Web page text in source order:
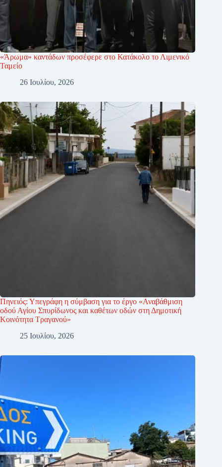
«Άρωμα» καντάδων προσέφερε στο Κατάκολο το Λιμενικό
Ταμείο
26 Ιουλίου, 2026
Πηνειός: Υπεγράφη η σύμβαση για το έργο «Αναβάθμιση
οδού Αγίου Σπυρίδωνος και καθέτων οδών στη Δημοτική
Κοινότητα Τραγανού»
25 Ιουλίου, 2026